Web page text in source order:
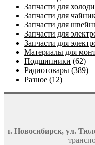
Запчасти для
Запчасти для
Запчасти для
Запчасти для
Запчасти для
Материалы для
Подшипники (62)
Радиотовары (389)
Разное (12)
г. Новосибирск, ул.